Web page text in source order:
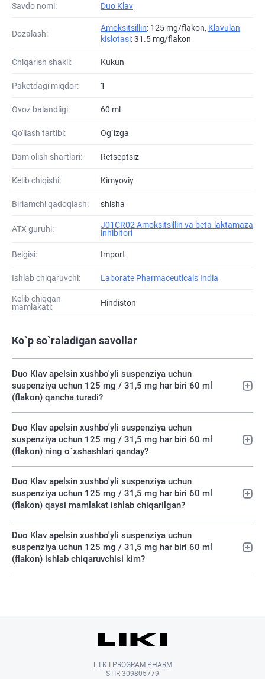
Savdo nomi: Duo Klav
Dozalash:
Amoksitsillin: 125 mg/flakon, Klavulan
kislotasi: 31.5 mg/flakon
Chiqarish shakli: Kukun
Paketdagi miqdor: 1
Ovoz balandligi: 60 ml
Qo'llash tartibi: Og`izga
Dam olish shartlari: Retseptsiz
Kelib chiqishi: Kimyoviy
Birlamchi qadoqlash: shisha
ATХ guruhi:
J01CR02 Amoksitsillin va beta-laktamaza
inhibitori
Belgisi: Import
Ishlab chiqaruvchi: Laborate Pharmaceuticals India
Kelib chiqqan
mamlakati:
Hindiston
Ko`p so`raladigan savollar
Duo Klav apelsin xushbo'yli suspenziya uchun
suspenziya uchun 125 mg / 31,5 mg har biri 60 ml
(flakon) qancha turadi?
Duo Klav apelsin xushbo'yli suspenziya uchun
suspenziya uchun 125 mg / 31,5 mg har biri 60 ml
(flakon) ning o`xshashlari qanday?
Duo Klav apelsin xushbo'yli suspenziya uchun
suspenziya uchun 125 mg / 31,5 mg har biri 60 ml
(flakon) qaysi mamlakat ishlab chiqarilgan?
Duo Klav apelsin xushbo'yli suspenziya uchun
suspenziya uchun 125 mg / 31,5 mg har biri 60 ml
(flakon) ishlab chiqaruvchisi kim?
L-I-K-I PROGRAM PHARM
STIR 309805779